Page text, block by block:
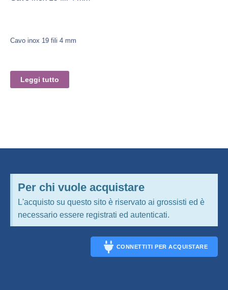
Cavo inox 19 fili 4 mm
Leggi tutto
Per chi vuole acquistare
L'acquisto su questo sito è riservato ai grossisti ed è
necessario essere registrati ed autenticati.
CONNETTITI PER ACQUISTARE